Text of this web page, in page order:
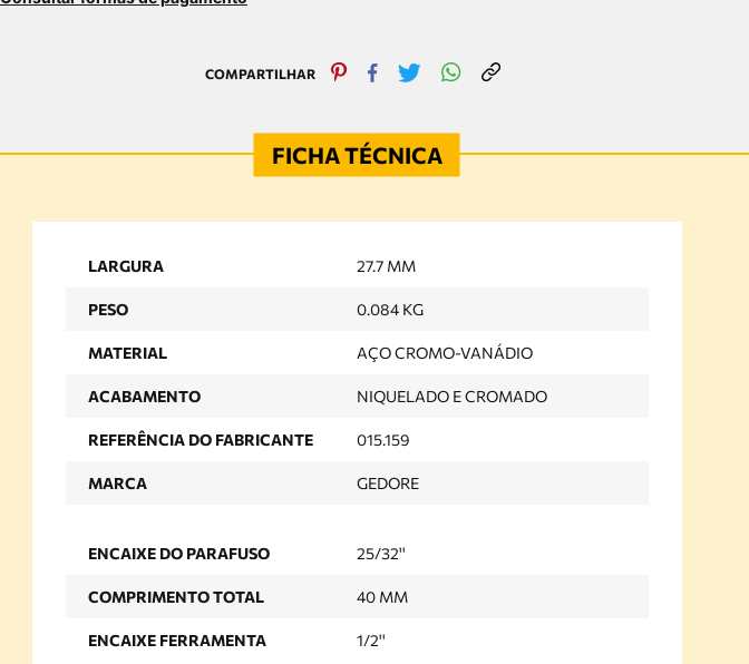
LARGURA 27.7 MM
PESO 0.084 KG
MATERIAL AÇO CROMO-VANÁDIO
ACABAMENTO NIQUELADO E CROMADO
REFERÊNCIA DO FABRICANTE 015.159
MARCA GEDORE
ENCAIXE DO PARAFUSO 25/32''
COMPRIMENTO TOTAL 40 MM
ENCAIXE FERRAMENTA 1/2''